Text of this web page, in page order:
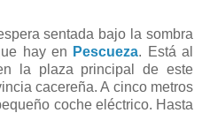
sentada bajo la sombra
hay en Pescueza. Está al
la plaza principal de este
cacereña. A cinco metros
coche eléctrico. Hasta